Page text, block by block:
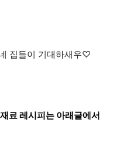
집들이 기대하새우♡
료 레시피는 아래글에서